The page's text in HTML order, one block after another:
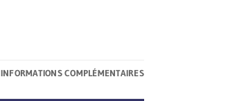
INFORMATIONS COMPLÉMENTAIRES